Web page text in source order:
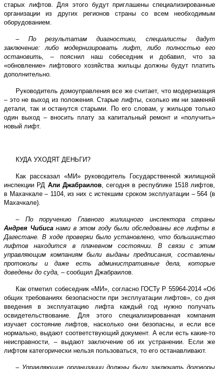
старых лифтов. Для этого будут приглашены специализированные
организации из других регионов страны со всем необходимым
оборудованием.
– По результатам диагностики, специалисты дадут
заключение: либо модернизировать лифт, либо полностью его
остановить, – пояснил наш собеседник и добавил, что за
«обновление» лифтового хозяйства жильцы должны будут платить
дополнительно.
Руководитель домоуправления все же считает, что модернизация
– это не выход из положения. Старые лифты, сколько им ни заменяй
детали, так и останутся старыми. По его словам, у жильцов только
один выход – вносить плату за капитальный ремонт и «получить»
новый лифт.
КУДА УХОДЯТ ДЕНЬГИ?
Как рассказал «МИ» руководитель Государственной жилищной
инспекции РД Али Джабраилов, сегодня в республике 1518 лифтов,
в Махачкале – 1104, из них с истекшим сроком эксплуатации – 564 (в
Махачкале).
– По поручению Главного жилищного инспектора страны
Андрея Чибисанами в этом году были обследованы все лифты в
Дагестане. В ходе проверки было установлено, что большинство
лифтов находится в плачевном состоянии. В связи с этим
управляющим компаниям были выданы предписания, составлены
протоколы и даже есть административные дела, которые
доведены до суда, – сообщил Джабраилов.
Как отметил собеседник «МИ», согласно ГОСТу Р 55964-2014 «Об
общих требованиях безопасности при эксплуатации лифтов», со дня
введения в эксплуатацию лифта каждый год нужно получать
освидетельствование. Для этого специализированная компания
изучает состояние лифтов, насколько они безопасны, и если все
нормально, выдают соответствующий документ. А если есть какие-то
неисправности, – выдают заключение об их устранении. Если же
лифтом категорически нельзя пользоваться, то его останавливают.
–Управляющие организации должны были заключать договоры